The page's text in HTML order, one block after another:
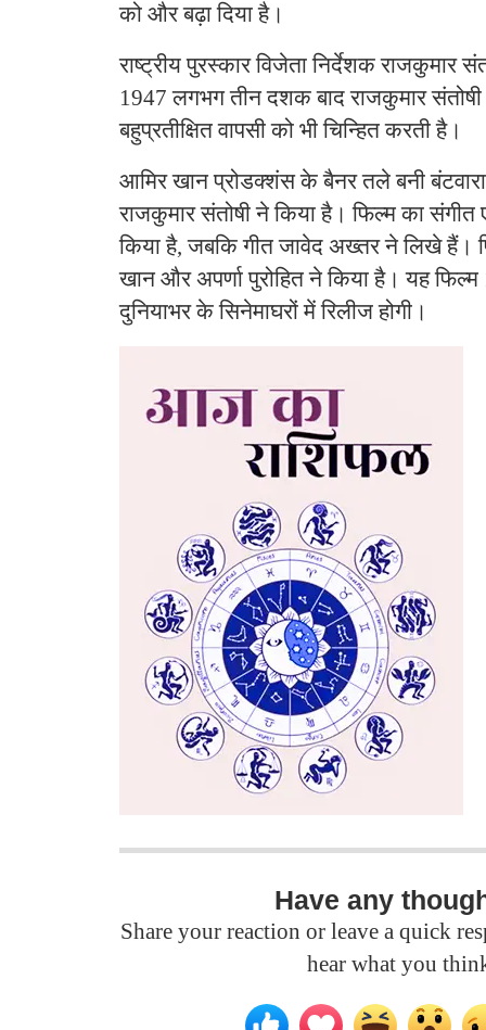
को और बढ़ा दिया है।
राष्ट्रीय पुरस्कार विजेता निर्देशक राजकुमार
1947 लगभग तीन दशक बाद राजकुमार
बहुप्रतीक्षित वापसी को भी चिन्हित करती है।
आमिर खान प्रोडक्शंस के बैनर तले बनी
राजकुमार संतोषी ने किया है। फिल्म का संगीत
किया है, जबकि गीत जावेद अख्तर ने लिखे हैं।
खान और अपर्णा पुरोहित ने किया है। यह
दुनियाभर के सिनेमाघरों में रिलीज होगी।
Have any
Share your reaction or leave a quick
hear what you